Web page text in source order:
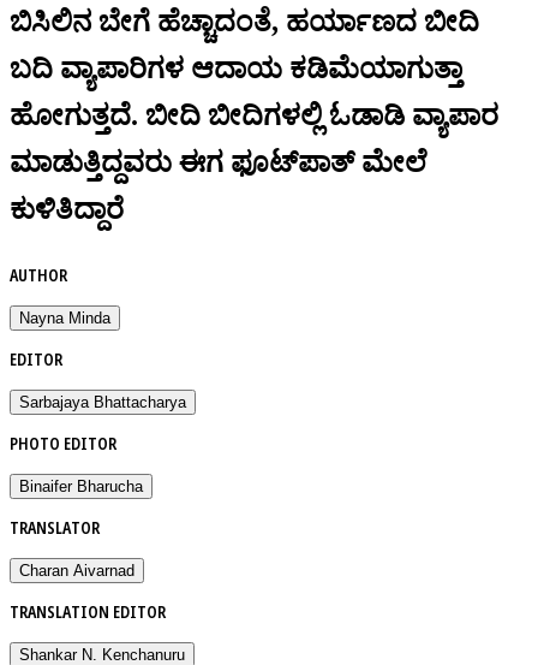
ಬಿಸಿಲಿನ ಬೇಗೆ ಹೆಚ್ಚಾದಂತೆ, ಹರ್ಯಾಣದ ಬೀದಿ
ಬದಿ ವ್ಯಾಪಾರಿಗಳ ಆದಾಯ ಕಡಿಮೆಯಾಗುತ್ತಾ
ಹೋಗುತ್ತದೆ. ಬೀದಿ ಬೀದಿಗಳಲ್ಲಿ ಓಡಾಡಿ ವ್ಯಾಪಾರ
ಮಾಡುತ್ತಿದ್ದವರು ಈಗ ಫೂಟ್‌ಪಾತ್‌ ಮೇಲೆ
ಕುಳಿತಿದ್ದಾರೆ
AUTHOR
Nayna Minda
EDITOR
Sarbajaya Bhattacharya
PHOTO EDITOR
Binaifer Bharucha
TRANSLATOR
Charan Aivarnad
TRANSLATION EDITOR
Shankar N. Kenchanuru